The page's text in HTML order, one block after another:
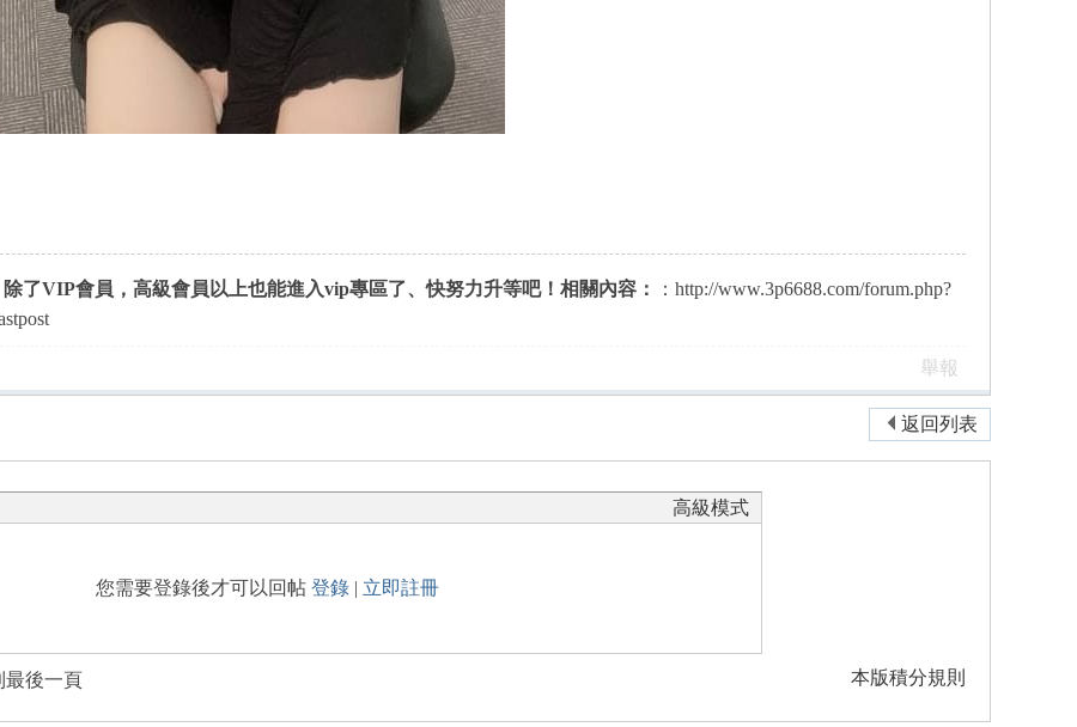
了VIP會員，高級會員以上也能進入vip專區了、快努力升等吧！相關內容：
：http://www.3p6688.com/forum.php?
舉報
返回列表
高級模式
您需要登錄後才可以回帖 登錄 | 立即註冊
本版積分規則
最後一頁